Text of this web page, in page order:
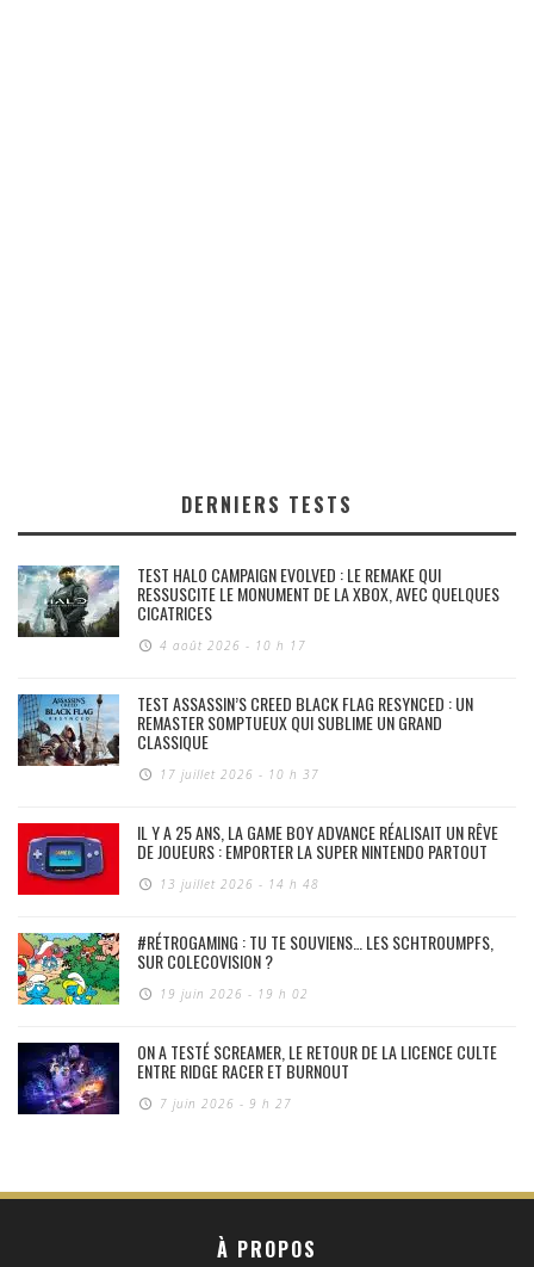
DERNIERS TESTS
TEST HALO CAMPAIGN EVOLVED : LE REMAKE QUI
RESSUSCITE LE MONUMENT DE LA XBOX, AVEC QUELQUES
CICATRICES
4 août 2026 - 10 h 17
TEST ASSASSIN’S CREED BLACK FLAG RESYNCED : UN
REMASTER SOMPTUEUX QUI SUBLIME UN GRAND
CLASSIQUE
17 juillet 2026 - 10 h 37
IL Y A 25 ANS, LA GAME BOY ADVANCE RÉALISAIT UN RÊVE
DE JOUEURS : EMPORTER LA SUPER NINTENDO PARTOUT
13 juillet 2026 - 14 h 48
#RÉTROGAMING : TU TE SOUVIENS… LES SCHTROUMPFS,
SUR COLECOVISION ?
19 juin 2026 - 19 h 02
ON A TESTÉ SCREAMER, LE RETOUR DE LA LICENCE CULTE
ENTRE RIDGE RACER ET BURNOUT
7 juin 2026 - 9 h 27
À PROPOS